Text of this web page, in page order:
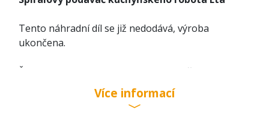
Tento náhradní díl se již nedodává, výroba
ukončena.
Šnek 002136000 je náhradní díl kuchyňského
Více informací